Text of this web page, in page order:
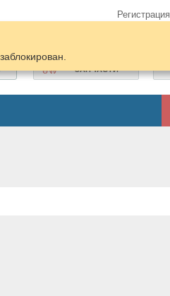
Регистрация
ЗАПЧАСТИ